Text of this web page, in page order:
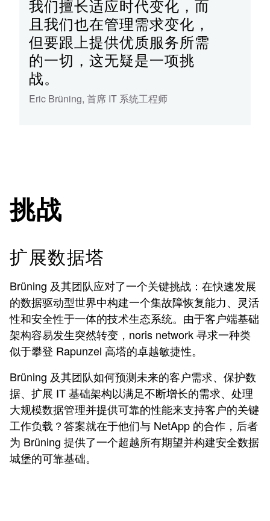
我们擅长适应时代变化，而
且我们也在管理需求变化，
但要跟上提供优质服务所需
的一切，这无疑是一项挑
战。
Eric Brüning, 首席 IT 系统工程师
挑战
扩展数据塔
Brüning 及其团队应对了一个关键挑战：在快速发展
的数据驱动型世界中构建一个集故障恢复能力、灵活
性和安全性于一体的技术生态系统。由于客户端基础
架构容易发生突然转变，noris network 寻求一种类
似于攀登 Rapunzel 高塔的卓越敏捷性。
Brüning 及其团队如何预测未来的客户需求、保护数
据、扩展 IT 基础架构以满足不断增长的需求、处理
大规模数据管理并提供可靠的性能来支持客户的关键
工作负载？答案就在于他们与 NetApp 的合作，后者
为 Brüning 提供了一个超越所有期望并构建安全数据
城堡的可靠基础。